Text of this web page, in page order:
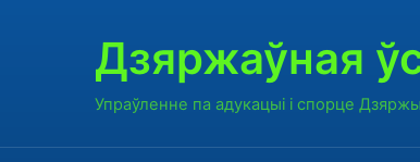
Дзяржаўная
Упраўленне па адукацыі і спорце